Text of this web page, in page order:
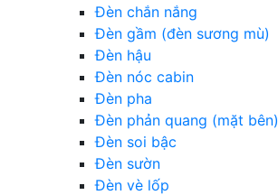
Đèn chắn nắng
Đèn gầm (đèn sương mù)
Đèn hậu
Đèn nóc cabin
Đèn pha
Đèn phản quang (mặt bên)
Đèn soi bậc
Đèn sườn
Đèn vè lốp